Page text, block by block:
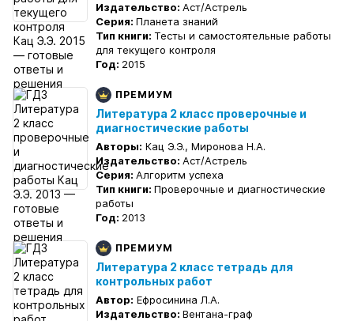
Издательство: Аст/Астрель
Серия: Планета знаний
Тип книги: Тесты и самостоятельные работы
для текущего контроля
Год: 2015
ПРЕМИУМ
Литература 2 класс проверочные и
диагностические работы
Авторы: Кац Э.Э., Миронова Н.А.
Издательство: Аст/Астрель
Серия: Алгоритм успеха
Тип книги: Проверочные и диагностические
работы
Год: 2013
ПРЕМИУМ
Литература 2 класс тетрадь для
контрольных работ
Автор: Ефросинина Л.А.
Издательство: Вентана-граф